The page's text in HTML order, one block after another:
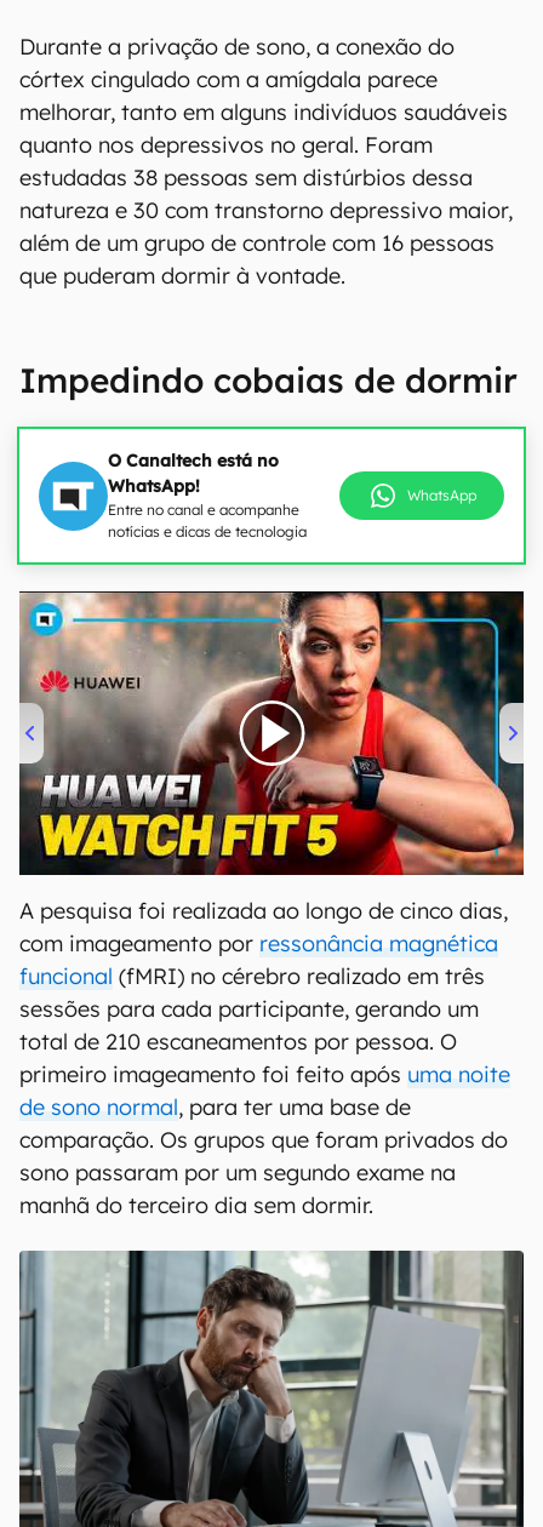
Durante a privação de sono, a conexão do
córtex cingulado com a amígdala parece
melhorar, tanto em alguns indivíduos saudáveis
quanto nos depressivos no geral. Foram
estudadas 38 pessoas sem distúrbios dessa
natureza e 30 com transtorno depressivo maior,
além de um grupo de controle com 16 pessoas
que puderam dormir à vontade.
Impedindo cobaias de dormir
O Canaltech está no
WhatsApp!
Entre no canal e acompanhe
notícias e dicas de tecnologia
WhatsApp
00:00/04:51
A pesquisa foi realizada ao longo de cinco dias,
com imageamento por ressonância magnética
funcional (fMRI) no cérebro realizado em três
sessões para cada participante, gerando um
total de 210 escaneamentos por pessoa. O
primeiro imageamento foi feito após uma noite
de sono normal, para ter uma base de
comparação. Os grupos que foram privados do
sono passaram por um segundo exame na
manhã do terceiro dia sem dormir.